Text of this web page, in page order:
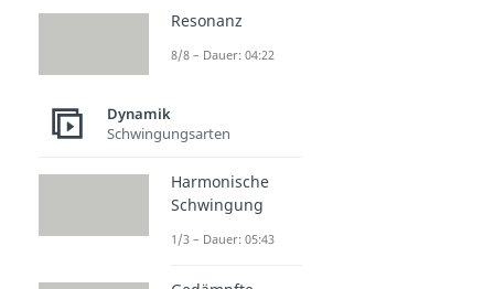
Resonanz
8/8 – Dauer: 04:22
Dynamik
Schwingungsarten
Harmonische
Schwingung
1/3 – Dauer: 05:43